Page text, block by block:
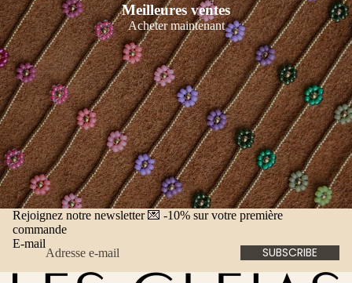
Meilleures ventes
Acheter maintenant
Rejoignez notre newsletter 💌 -10% sur votre première
commande
E-mail
SUBSCRIBE
Politique de remboursement